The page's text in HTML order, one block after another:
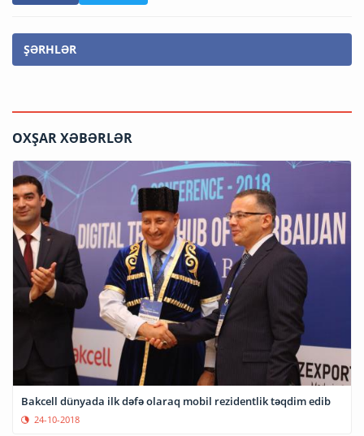
ŞƏRHLƏR
OXŞAR XƏBƏRLƏR
Bakcell dünyada ilk dəfə olaraq mobil rezidentlik təqdim edib
24-10-2018